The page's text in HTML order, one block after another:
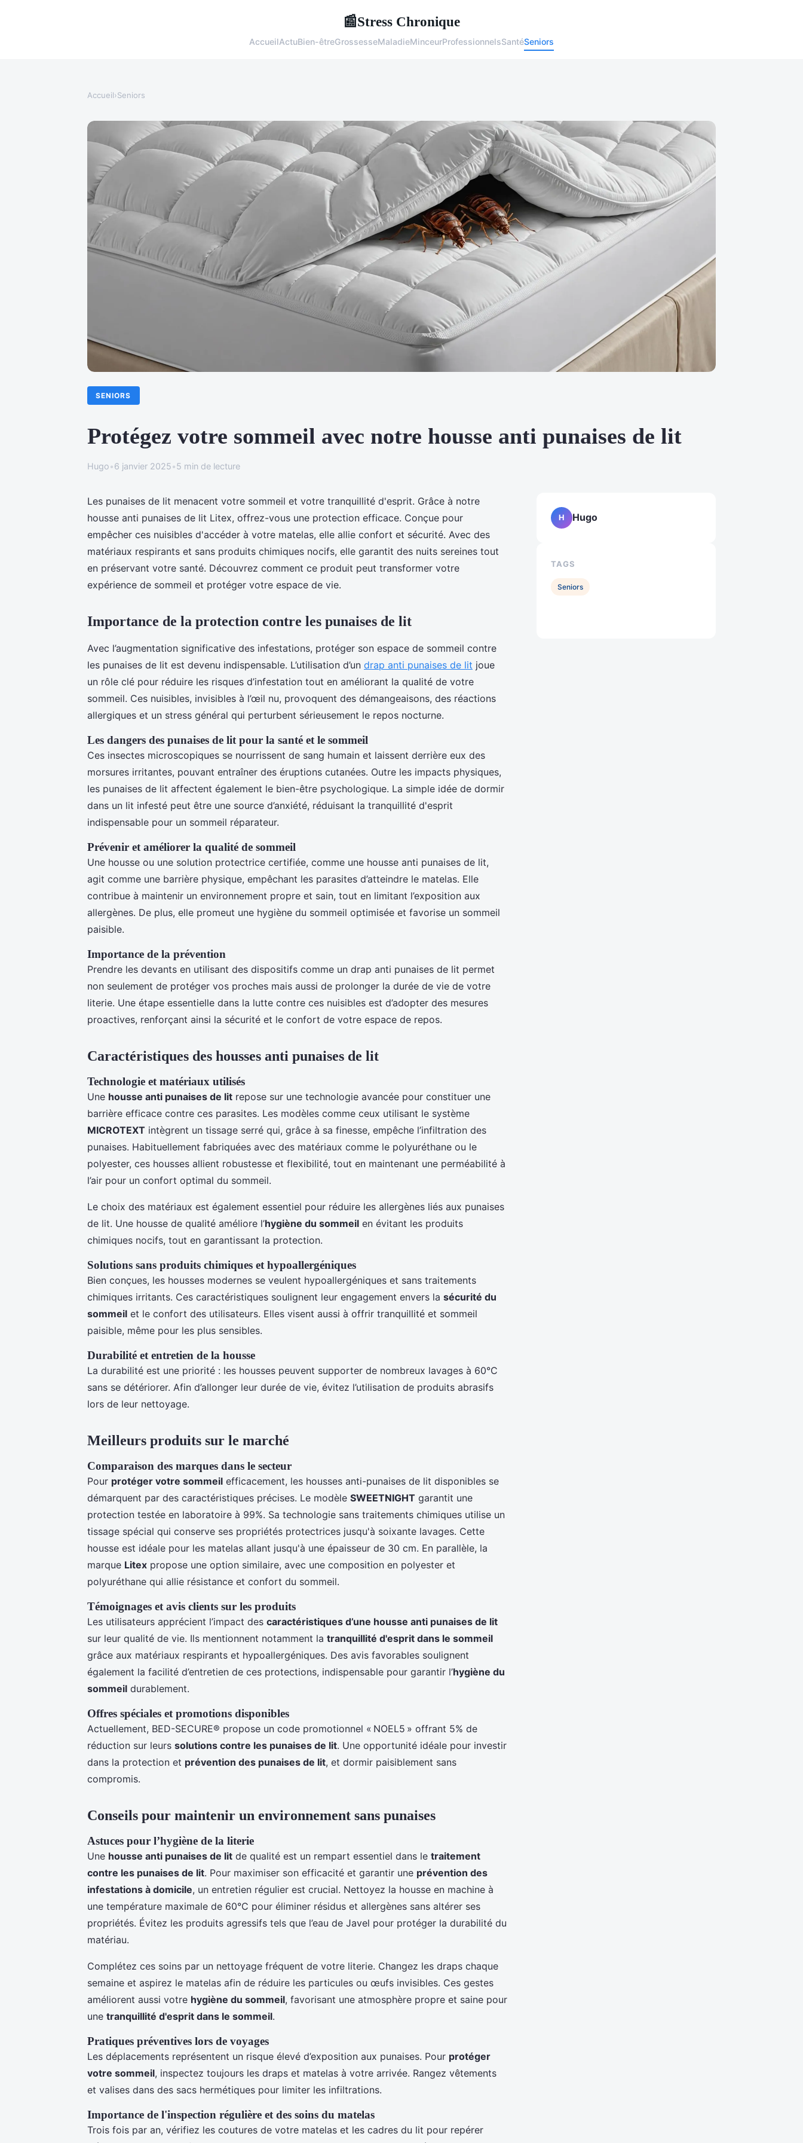
📰Stress Chronique
AccueilActuBien-êtreGrossesseMaladieMinceurProfessionnelsSantéSeniors
Accueil›Seniors
SENIORS
Protégez votre sommeil avec notre housse anti punaises de lit
Hugo•6 janvier 2025•5 min de lecture
Les punaises de lit menacent votre sommeil et votre tranquillité d'esprit. Grâce à notre
housse anti punaises de lit Litex, offrez-vous une protection efficace. Conçue pour
empêcher ces nuisibles d'accéder à votre matelas, elle allie confort et sécurité. Avec des
matériaux respirants et sans produits chimiques nocifs, elle garantit des nuits sereines tout
en préservant votre santé. Découvrez comment ce produit peut transformer votre
expérience de sommeil et protéger votre espace de vie.
Importance de la protection contre les punaises de lit
Avec l’augmentation significative des infestations, protéger son espace de sommeil contre
les punaises de lit est devenu indispensable. L’utilisation d’un drap anti punaises de lit joue
un rôle clé pour réduire les risques d’infestation tout en améliorant la qualité de votre
sommeil. Ces nuisibles, invisibles à l’œil nu, provoquent des démangeaisons, des réactions
allergiques et un stress général qui perturbent sérieusement le repos nocturne.
Les dangers des punaises de lit pour la santé et le sommeil
Ces insectes microscopiques se nourrissent de sang humain et laissent derrière eux des
morsures irritantes, pouvant entraîner des éruptions cutanées. Outre les impacts physiques,
les punaises de lit affectent également le bien-être psychologique. La simple idée de dormir
dans un lit infesté peut être une source d’anxiété, réduisant la tranquillité d'esprit
indispensable pour un sommeil réparateur.
Prévenir et améliorer la qualité de sommeil
Une housse ou une solution protectrice certifiée, comme une housse anti punaises de lit,
agit comme une barrière physique, empêchant les parasites d’atteindre le matelas. Elle
contribue à maintenir un environnement propre et sain, tout en limitant l’exposition aux
allergènes. De plus, elle promeut une hygiène du sommeil optimisée et favorise un sommeil
paisible.
Importance de la prévention
Prendre les devants en utilisant des dispositifs comme un drap anti punaises de lit permet
non seulement de protéger vos proches mais aussi de prolonger la durée de vie de votre
literie. Une étape essentielle dans la lutte contre ces nuisibles est d’adopter des mesures
proactives, renforçant ainsi la sécurité et le confort de votre espace de repos.
Caractéristiques des housses anti punaises de lit
Technologie et matériaux utilisés
Une housse anti punaises de lit repose sur une technologie avancée pour constituer une
barrière efficace contre ces parasites. Les modèles comme ceux utilisant le système
MICROTEXT intègrent un tissage serré qui, grâce à sa finesse, empêche l’infiltration des
punaises. Habituellement fabriquées avec des matériaux comme le polyuréthane ou le
polyester, ces housses allient robustesse et flexibilité, tout en maintenant une perméabilité à
l’air pour un confort optimal du sommeil.
Le choix des matériaux est également essentiel pour réduire les allergènes liés aux punaises
de lit. Une housse de qualité améliore l’hygiène du sommeil en évitant les produits
chimiques nocifs, tout en garantissant la protection.
Solutions sans produits chimiques et hypoallergéniques
Bien conçues, les housses modernes se veulent hypoallergéniques et sans traitements
chimiques irritants. Ces caractéristiques soulignent leur engagement envers la sécurité du
sommeil et le confort des utilisateurs. Elles visent aussi à offrir tranquillité et sommeil
paisible, même pour les plus sensibles.
Durabilité et entretien de la housse
La durabilité est une priorité : les housses peuvent supporter de nombreux lavages à 60°C
sans se détériorer. Afin d’allonger leur durée de vie, évitez l’utilisation de produits abrasifs
lors de leur nettoyage.
Meilleurs produits sur le marché
Comparaison des marques dans le secteur
Pour protéger votre sommeil efficacement, les housses anti-punaises de lit disponibles se
démarquent par des caractéristiques précises. Le modèle SWEETNIGHT garantit une
protection testée en laboratoire à 99%. Sa technologie sans traitements chimiques utilise un
tissage spécial qui conserve ses propriétés protectrices jusqu'à soixante lavages. Cette
housse est idéale pour les matelas allant jusqu'à une épaisseur de 30 cm. En parallèle, la
marque Litex propose une option similaire, avec une composition en polyester et
polyuréthane qui allie résistance et confort du sommeil.
Témoignages et avis clients sur les produits
Les utilisateurs apprécient l’impact des caractéristiques d’une housse anti punaises de lit
sur leur qualité de vie. Ils mentionnent notamment la tranquillité d'esprit dans le sommeil
grâce aux matériaux respirants et hypoallergéniques. Des avis favorables soulignent
également la facilité d’entretien de ces protections, indispensable pour garantir l’hygiène du
sommeil durablement.
Offres spéciales et promotions disponibles
Actuellement, BED-SECURE® propose un code promotionnel « NOEL5 » offrant 5% de
réduction sur leurs solutions contre les punaises de lit. Une opportunité idéale pour investir
dans la protection et prévention des punaises de lit, et dormir paisiblement sans
compromis.
Conseils pour maintenir un environnement sans punaises
Astuces pour l’hygiène de la literie
Une housse anti punaises de lit de qualité est un rempart essentiel dans le traitement
contre les punaises de lit. Pour maximiser son efficacité et garantir une prévention des
infestations à domicile, un entretien régulier est crucial. Nettoyez la housse en machine à
une température maximale de 60°C pour éliminer résidus et allergènes sans altérer ses
propriétés. Évitez les produits agressifs tels que l’eau de Javel pour protéger la durabilité du
matériau.
Complétez ces soins par un nettoyage fréquent de votre literie. Changez les draps chaque
semaine et aspirez le matelas afin de réduire les particules ou œufs invisibles. Ces gestes
améliorent aussi votre hygiène du sommeil, favorisant une atmosphère propre et saine pour
une tranquillité d'esprit dans le sommeil.
Pratiques préventives lors de voyages
Les déplacements représentent un risque élevé d’exposition aux punaises. Pour protéger
votre sommeil, inspectez toujours les draps et matelas à votre arrivée. Rangez vêtements
et valises dans des sacs hermétiques pour limiter les infiltrations.
Importance de l'inspection régulière et des soins du matelas
Trois fois par an, vérifiez les coutures de votre matelas et les cadres du lit pour repérer
H Hugo
TAGS
Seniors